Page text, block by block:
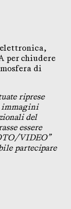
elettronica,
per chiudere
di
riprese
immagini
del
essere
VIDEO”
partecipare